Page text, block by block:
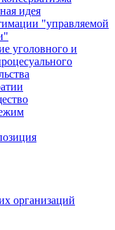
идея
"управляемой
уголовного и
организаций